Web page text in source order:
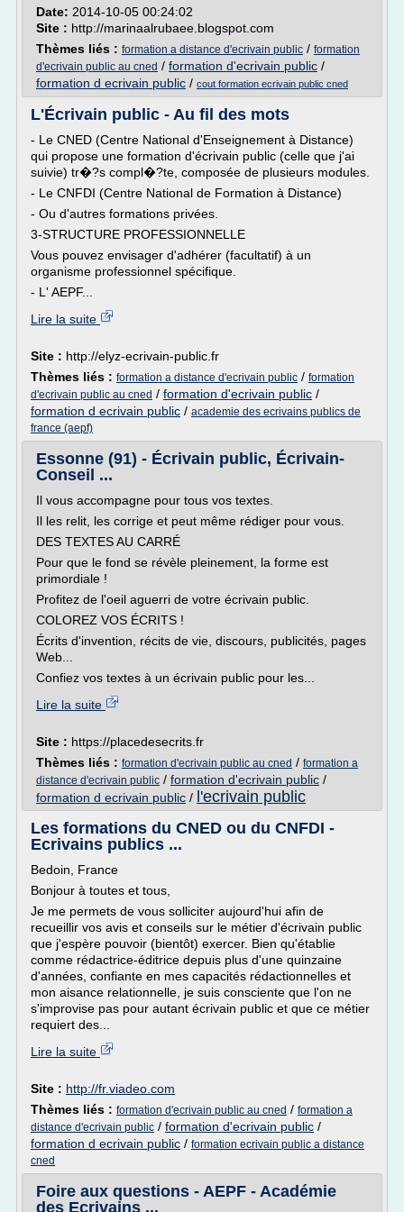
Date: 2014-10-05 00:24:02
Site : http://marinaalrubaee.blogspot.com
Thèmes liés : formation a distance d'ecrivain public / formation
d'ecrivain public au cned / formation d'ecrivain public /
formation d ecrivain public / cout formation ecrivain public cned
L'Écrivain public - Au fil des mots
- Le CNED (Centre National d'Enseignement à Distance)
qui propose une formation d'écrivain public (celle que j'ai
suivie) tr�?s compl�?te, composée de plusieurs modules.
- Le CNFDI (Centre National de Formation à Distance)
- Ou d'autres formations privées.
3-STRUCTURE PROFESSIONNELLE
Vous pouvez envisager d'adhérer (facultatif) à un
organisme professionnel spécifique.
- L' AEPF...
Lire la suite
Site : http://elyz-ecrivain-public.fr
Thèmes liés : formation a distance d'ecrivain public / formation
d'ecrivain public au cned / formation d'ecrivain public /
formation d ecrivain public / academie des ecrivains publics de
france (aepf)
Essonne (91) - Écrivain public, Écrivain-
Conseil ...
Il vous accompagne pour tous vos textes.
Il les relit, les corrige et peut même rédiger pour vous.
DES TEXTES AU CARRÉ
Pour que le fond se révèle pleinement, la forme est
primordiale !
Profitez de l'oeil aguerri de votre écrivain public.
COLOREZ VOS ÉCRITS !
Écrits d'invention, récits de vie, discours, publicités, pages
Web...
Confiez vos textes à un écrivain public pour les...
Lire la suite
Site : https://placedesecrits.fr
Thèmes liés : formation d'ecrivain public au cned / formation a
distance d'ecrivain public / formation d'ecrivain public /
formation d ecrivain public / l'ecrivain public
Les formations du CNED ou du CNFDI -
Ecrivains publics ...
Bedoin, France
Bonjour à toutes et tous,
Je me permets de vous solliciter aujourd'hui afin de
recueillir vos avis et conseils sur le métier d'écrivain public
que j'espère pouvoir (bientôt) exercer. Bien qu'établie
comme rédactrice-éditrice depuis plus d'une quinzaine
d'années, confiante en mes capacités rédactionnelles et
mon aisance relationnelle, je suis consciente que l'on ne
s'improvise pas pour autant écrivain public et que ce métier
requiert des...
Lire la suite
Site : http://fr.viadeo.com
Thèmes liés : formation d'ecrivain public au cned / formation a
distance d'ecrivain public / formation d'ecrivain public /
formation d ecrivain public / formation ecrivain public a distance
cned
Foire aux questions - AEPF - Académie
des Ecrivains ...